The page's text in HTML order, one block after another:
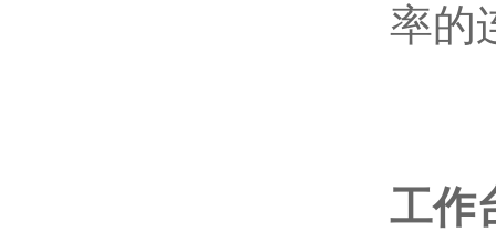
率的
工作